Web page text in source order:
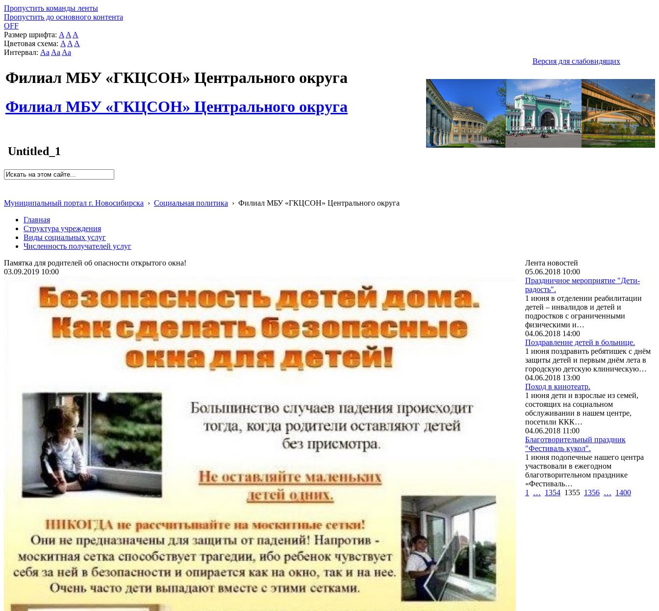
Пропустить команды ленты
Пропустить до основного контента
OFF
Размер шрифта: A A A
Цветовая схема: A A A
Интервал: Aa Aa Aa
Версия для слабовидящих
Филиал МБУ «ГКЦСОН» Центрального округа
Филиал МБУ «ГКЦСОН» Центрального округа
Untitled_1
Муниципальный портал г. Новосибирска › Социальная политика › Филиал МБУ «ГКЦСОН» Центрального округа
Главная
Структура учреждения
Виды социальных услуг
Численность получателей услуг
Памятка для родителей об опасности открытого окна!
03.09.2019 10:00
Лента новостей
05.06.2018 10:00
Праздничное мероприятие "Дети-
радость".
1 июня в отделении реабилитации
детей – инвалидов и детей и
подростков с ограниченными
физическими и…
04.06.2018 14:00
Поздравление детей в больнице.
1 июня поздравить ребятишек с днём
защиты детей и первым днём лета в
городскую детскую клиническую…
04.06.2018 13:00
Поход в кинотеатр.
1 июня дети и взрослые из семей,
состоящих на социальном
обслуживании в нашем центре,
посетили ККК…
04.06.2018 11:00
Благотворительный праздник
"Фестиваль кукол".
1 июня подопечные нашего центра
участвовали в ежегодном
благотворительном празднике
«Фестиваль…
1
… 1354 1355 1356 … 1400